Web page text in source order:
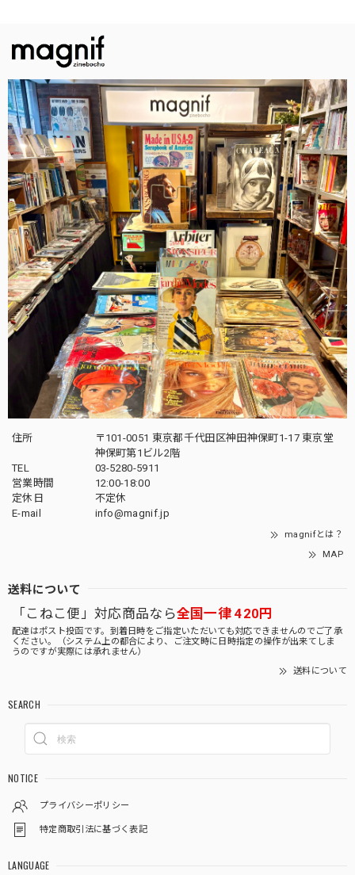
住所
〒101-0051 東京都千代田区神田神保町1-17 東京堂
神保町第1ビル2階
TEL
03-5280-5911
営業時間
12:00-18:00
定休日
不定休
E-mail
info@magnif.jp
magnifとは？
MAP
送料について
「こねこ便」対応商品なら全国一律 420円
配達はポスト投函です。到着日時をご指定いただいても対応できませんのでご了承
ください。（システム上の都合により、ご注文時に日時指定の操作が出来てしま
うのですが実際には承れません）
送料について
SEARCH
NOTICE
プライバシーポリシー
特定商取引法に基づく表記
LANGUAGE